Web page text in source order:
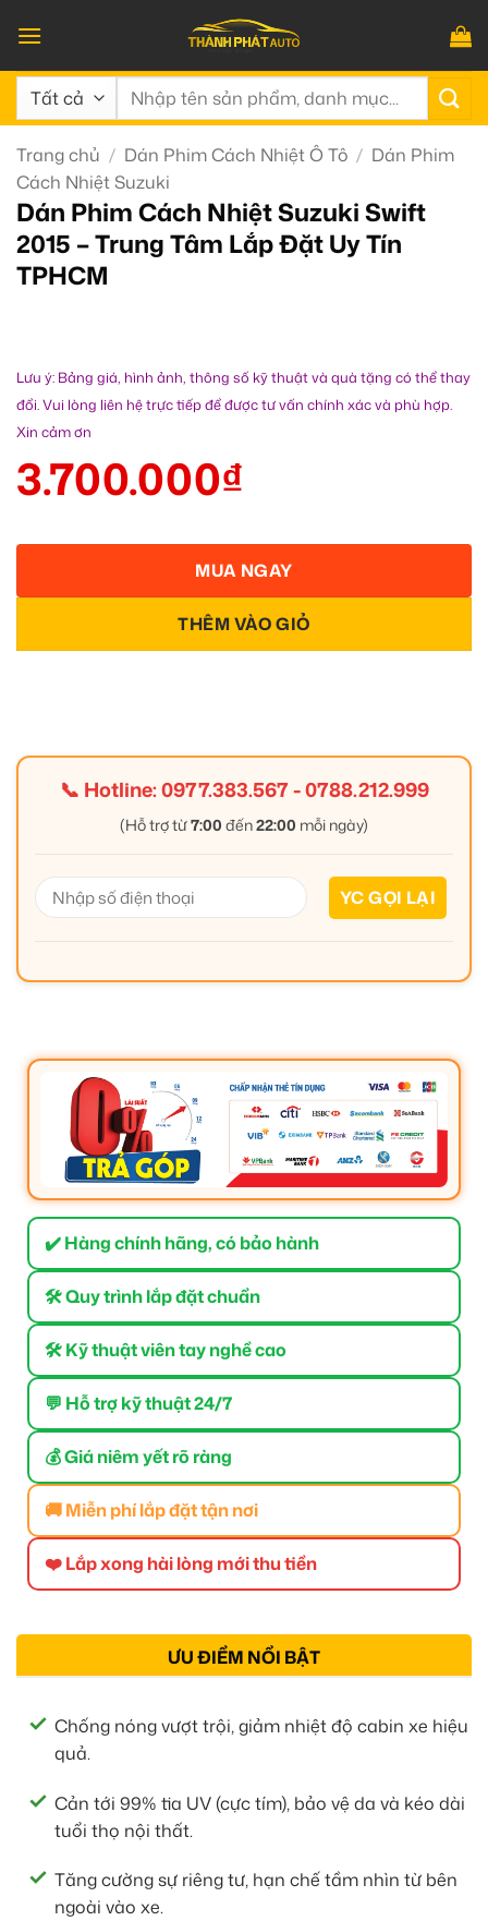
qua
nội
dung
Tìm
Trang chủ / Dán Phim Cách Nhiệt Ô Tô / Dán Phim
Cách Nhiệt Suzuki
Dán Phim Cách Nhiệt Suzuki Swift
2015 – Trung Tâm Lắp Đặt Uy Tín
TPHCM
Lưu ý: Bảng giá, hình ảnh, thông số kỹ thuật và quà tặng có thể thay
đổi. Vui lòng liên hệ trực tiếp để được tư vấn chính xác và phù hợp.
Xin cảm ơn
3.700.000₫
THÊM VÀO GIỎ
MUA NGAY
📞 Hotline:0977.383.567-0788.212.999
(Hỗ trợ từ7:00 đến22:00 mỗi ngày)
✔️ Hàng chính hãng, có bảo hành
🛠 Quy trình lắp đặt chuẩn
🛠 Kỹ thuật viên tay nghề cao
💬 Hỗ trợ kỹ thuật 24/7
💰 Giá niêm yết rõ ràng
🚚 Miễn phí lắp đặt tận nơi
❤️ Lắp xong hài lòng mới thu tiền
ƯU ĐIỂM NỔI BẬT
Chống nóng vượt trội, giảm nhiệt độ cabin xe hiệu
quả.
Cản tới 99% tia UV (cực tím), bảo vệ da và kéo dài
tuổi thọ nội thất.
Tăng cường sự riêng tư, hạn chế tầm nhìn từ bên
ngoài vào xe.